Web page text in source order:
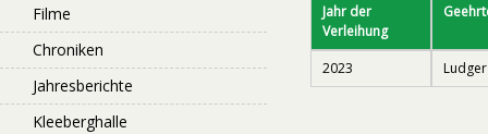
Jahr der
Verleihung
2023
Filme
Chroniken
Jahresberichte
Kleeberghalle